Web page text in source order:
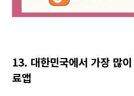
13. 대한민국에서 가장 많
료앱